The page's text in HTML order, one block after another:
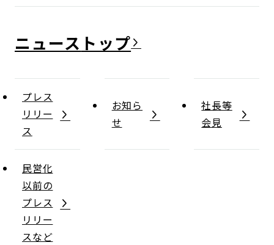
ニュース
プレス
リリー
ス
お知ら
せ
社長等
会見
民営化
以前の
プレス
リリー
スなど